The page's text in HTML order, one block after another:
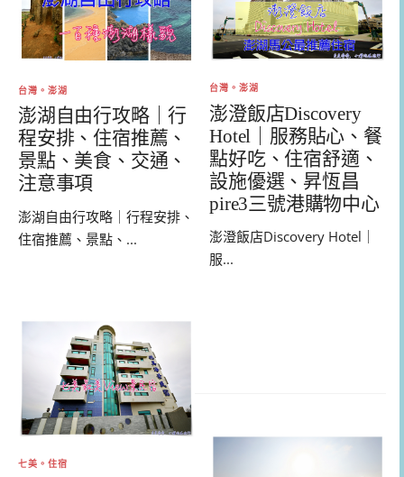
台灣。澎湖
澎湖自由行攻略｜行
程安排、住宿推薦、
景點、美食、交通、
注意事項
澎湖自由行攻略｜行程安排、
住宿推薦、景點、...
台灣。澎湖
澎澄飯店Discovery
Hotel｜服務貼心、餐
點好吃、住宿舒適、
設施優選、昇恆昌
pire3三號港購物中心
澎澄飯店Discovery Hotel｜
服...
七美。住宿